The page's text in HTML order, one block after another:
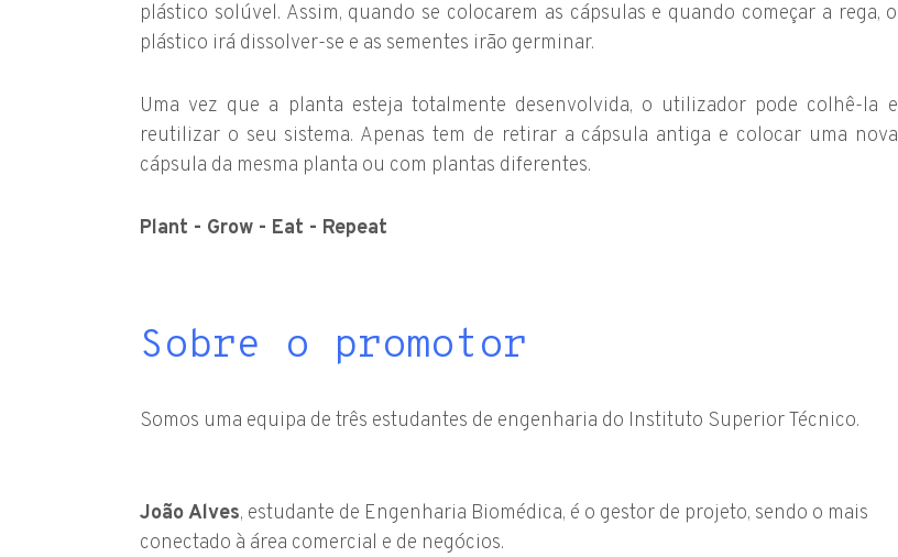
plástico solúvel. Assim, quando se colocarem as cápsulas e quando começar a rega, o
plástico irá dissolver-se e as sementes irão germinar.
Uma vez que a planta esteja totalmente desenvolvida, o utilizador pode colhê-la e
reutilizar o seu sistema. Apenas tem de retirar a cápsula antiga e colocar uma nova
cápsula da mesma planta ou com plantas diferentes.
Plant - Grow - Eat - Repeat
Sobre o promotor
Somos uma equipa de três estudantes de engenharia do Instituto Superior Técnico.
João Alves, estudante de Engenharia Biomédica, é o gestor de projeto, sendo o mais
conectado à área comercial e de negócios.